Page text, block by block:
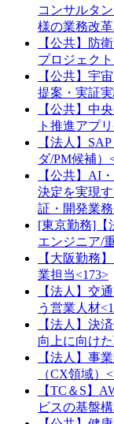
コンサルタ
様の業務改
【公共】防
プロジェク
【公共】宇
提案・実証
【公共】中
ト推進アプ
【法人】
ダ/PM候補）
【公共】AI
決定を実現
証・開発業務
[東京勤務]【
エンジニア/
【大阪勤務
業担当<173>
【法人】交
う営業人材
【法人】決
向上に向け
【法人】事
（CX領域）
【TC＆S】
ビスの基盤